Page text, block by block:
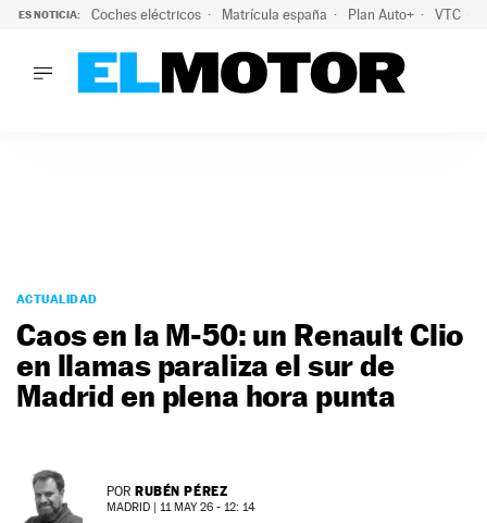
ES NOTICIA: Coches eléctricos Matrícula españa Plan Auto+ VTC
PODCAST
MOTOS
TECNOLOGÍA
SUPERCOCHES
SERVICIOS
NEWSLETTER
ACTUALIDAD
Caos en la M-50: un Renault Clio
en llamas paraliza el sur de
Madrid en plena hora punta
POR RUBÉN PÉREZ
MADRID | 11 MAY 26 - 12: 14